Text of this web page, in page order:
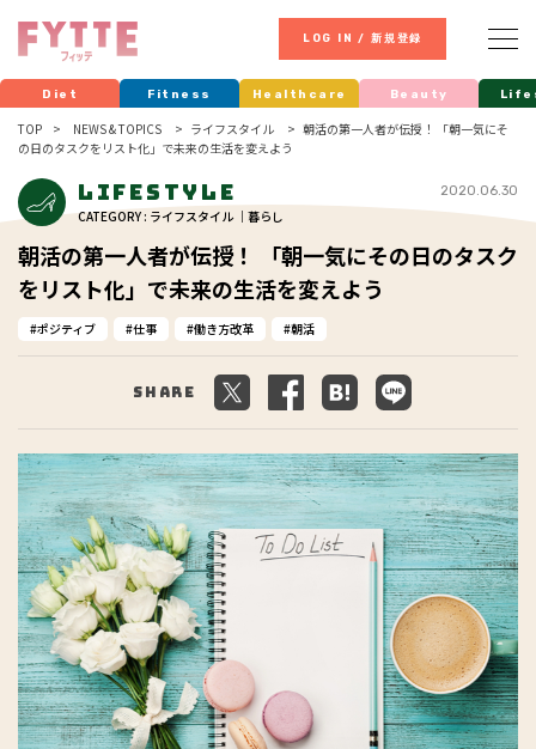
LOG IN / 新規登録
Diet Fitness Healthcare Beauty
TOP NEWS & TOPICS ライフスタイル
朝活の第一人者が伝授！ 「朝一気にそ
の日のタスクをリスト化」で未来の生活を変えよう
Lifestyle
CATEGORY : ライフスタイル ｜暮らし
2020.06.30
朝活の第一人者が伝授！ 「朝一気にその日のタスク
をリスト化」で未来の生活を変えよう
ポジティブ 仕事 働き方改革 朝活
Share